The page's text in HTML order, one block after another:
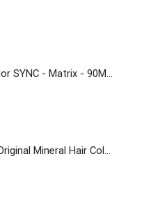
10 P - SoColor SYNC - Matrix - 90ML - NEW
6.73 - O&M Original Mineral Hair Colouring Cream - 100ML